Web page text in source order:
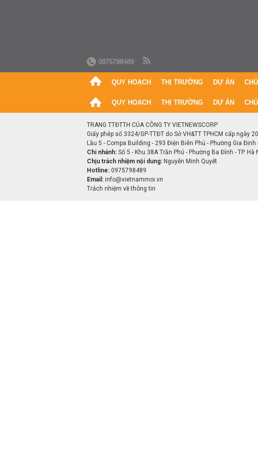
0975798489
QUY HOẠCH THỊ TRƯỜNG DỰ ÁN
QUY HOẠCH THỊ TRƯỜNG DỰ ÁN
TRANG TTĐTTH CỦA CÔNG TY VIETNEWSCORP
Giấy phép số 3324/GP-TTĐT do Sở VH&TT TPHCM cấp ngày
Lầu 5 - Compa Building - 293 Điện Biên Phủ - Phường Gia Định -
Chi nhánh: Số 5 - Khu 38A Trần Phú - Phường Ba Đình - TP. Hà
Chịu trách nhiệm nội dung: Nguyễn Minh Quyết
Hotline: 0975798489
Email: info@vietnammoi.vn
Trách nhiệm về thông tin